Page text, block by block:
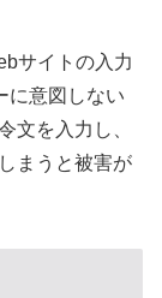
サイトの入力
に意図しない
文を入力し、
まうと被害が